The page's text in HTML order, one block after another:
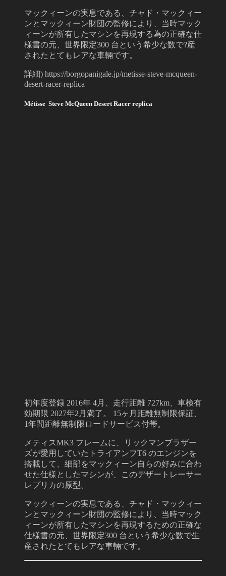
マックィーンの実息である、チャド・マックィー
ンとマックィーン財団の監修により、当時マック
ィーンが所有したマシンを再現する為の正確な仕
様書の元、世界限定300 台という希少な数で?産
されたとてもレアな車輛です。
詳細) https://borgopanigale.jp/metisse-steve-mcqueen-
desert-racer-replica
Métisse Steve McQueen Desert Racer replica
初年度登録 2016年 4月、走行距離 727km、車検有
効期限 2027年2月満了。 15ヶ月距離無制限保証、
1年間距離無制限ロードサービス付帯。
メティスMK3 フレームに、リックマンブラザー
ズが愛⽤していたトライアンフT6 のエンジンを
搭載して、細部をマックィーン⾃らの好みに合わ
せた仕様としたマシンが、このデザートレーサー
レプリカの原型。
マックィーンの実息である、チャド・マックィー
ンとマックィーン財団の監修により、当時マック
ィーンが所有したマシンを再現するための正確な
仕様書の元、世界限定300 台という希少な数で⽣
産されたとてもレアな車輛です。